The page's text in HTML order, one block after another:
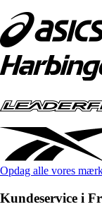
Opdag alle vores
Kundeservice i